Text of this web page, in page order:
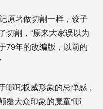
原著做切割一样，饺子
切割，“原来大家误以为
79年的改编版，以前的
哪吒权威形象的忌惮感，
覆大众印象的魔童“哪